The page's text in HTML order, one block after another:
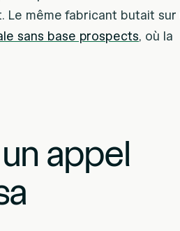
Le même fabricant butait sur
sans base prospects, où la
appel